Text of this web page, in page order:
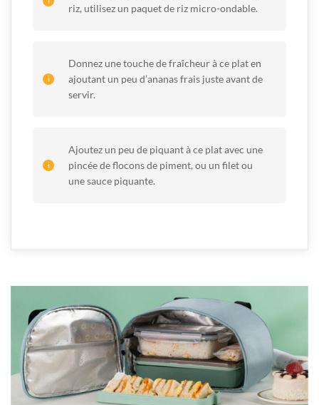
riz, utilisez un paquet de riz micro-ondable.
Donnez une touche de fraîcheur à ce plat en
ajoutant un peu d’ananas frais juste avant de
servir.
Ajoutez un peu de piquant à ce plat avec une
pincée de flocons de piment, ou un filet ou
une sauce piquante.